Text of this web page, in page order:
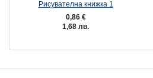
Рисувателна книжка 1
0,86 €
1,68 лв.